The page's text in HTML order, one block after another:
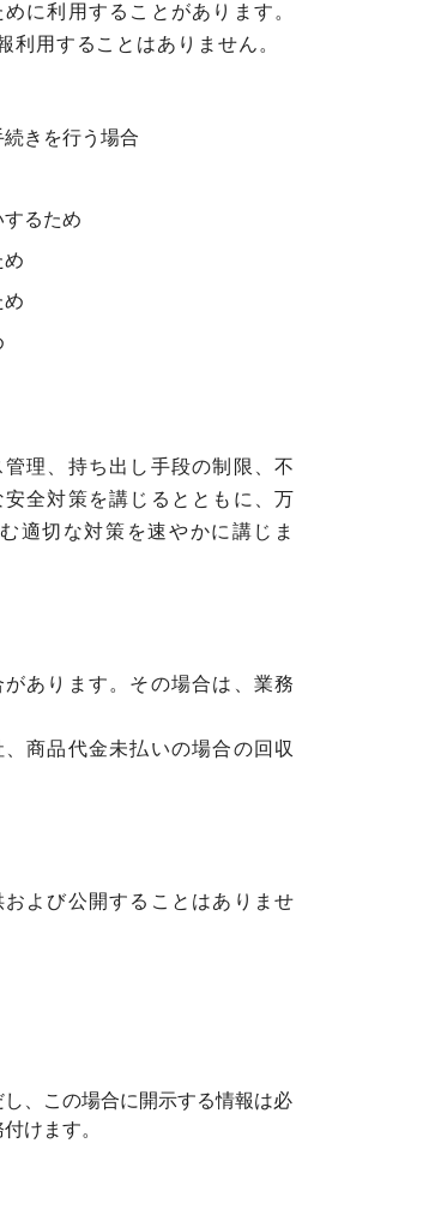
に利用することがあります。
用することはありません。
きを行う場合
るため
め
め
理、持ち出し手段の制限、不
全対策を講じるとともに、万
適切な対策を速やかに講じま
あります。その場合は、業務
商品代金未払いの場合の回収
よび公開することはありませ
、この場合に開示する情報は必
けます。